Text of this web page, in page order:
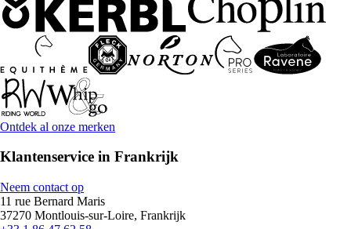
Ontdek al onze merken
Klantenservice in Frankrijk
Neem contact op
11 rue Bernard Maris
37270 Montlouis-sur-Loire, Frankrijk